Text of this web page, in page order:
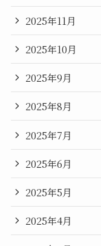
2025年11月
2025年10月
2025年9月
2025年8月
2025年7月
2025年6月
2025年5月
2025年4月